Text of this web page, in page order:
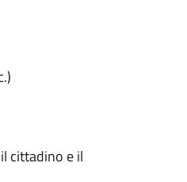
cittadino e il